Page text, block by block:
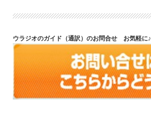
ウラジオのガイド（通訳）のお問合せ お気軽に♪